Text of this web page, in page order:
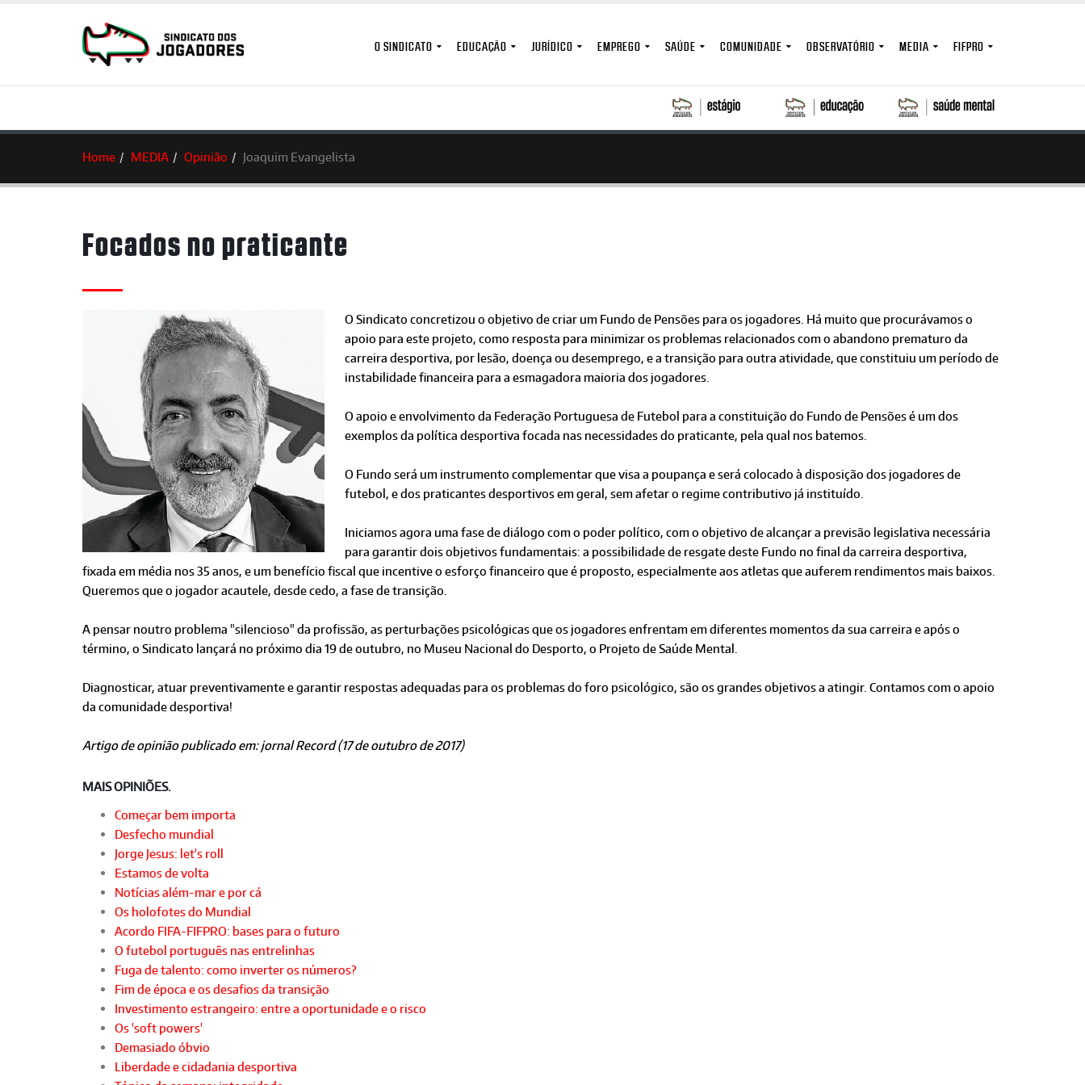
O SINDICATO EDUCAÇÃO JURÍDICO EMPREGO SAÚDE COMUNIDADE OBSERVATÓRIO MEDIA FIFPRO
Home MEDIA Opinião Joaquim Evangelista
Focados no praticante
O Sindicato concretizou o objetivo de criar um Fundo de Pensões para os jogadores. Há muito que procurávamos o
apoio para este projeto, como resposta para minimizar os problemas relacionados com o abandono prematuro da
carreira desportiva, por lesão, doença ou desemprego, e a transição para outra atividade, que constituiu um período de
instabilidade financeira para a esmagadora maioria dos jogadores.
O apoio e envolvimento da Federação Portuguesa de Futebol para a constituição do Fundo de Pensões é um dos
exemplos da política desportiva focada nas necessidades do praticante, pela qual nos batemos.
O Fundo será um instrumento complementar que visa a poupança e será colocado à disposição dos jogadores de
futebol, e dos praticantes desportivos em geral, sem afetar o regime contributivo já instituído.
Iniciamos agora uma fase de diálogo com o poder político, com o objetivo de alcançar a previsão legislativa necessária
para garantir dois objetivos fundamentais: a possibilidade de resgate deste Fundo no final da carreira desportiva,
fixada em média nos 35 anos, e um benefício fiscal que incentive o esforço financeiro que é proposto, especialmente aos atletas que auferem rendimentos mais baixos.
Queremos que o jogador acautele, desde cedo, a fase de transição.
A pensar noutro problema "silencioso" da profissão, as perturbações psicológicas que os jogadores enfrentam em diferentes momentos da sua carreira e após o
término, o Sindicato lançará no próximo dia 19 de outubro, no Museu Nacional do Desporto, o Projeto de Saúde Mental.
Diagnosticar, atuar preventivamente e garantir respostas adequadas para os problemas do foro psicológico, são os grandes objetivos a atingir. Contamos com o apoio
da comunidade desportiva!
Artigo de opinião publicado em: jornal Record (17 de outubro de 2017)
MAIS OPINIÕES.
Começar bem importa
Desfecho mundial
Jorge Jesus: let's roll
Estamos de volta
Notícias além-mar e por cá
Os holofotes do Mundial
Acordo FIFA-FIFPRO: bases para o futuro
O futebol português nas entrelinhas
Fuga de talento: como inverter os números?
Fim de época e os desafios da transição
Investimento estrangeiro: entre a oportunidade e o risco
Os 'soft powers'
Demasiado óbvio
Liberdade e cidadania desportiva